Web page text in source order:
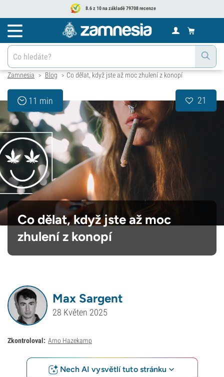
8.6 z 10 na základě 79708 recenze
Zamnesia > Blog > Co dělat, když jste až moc zhulení z konopí
11 min 21
Co dělat, když jste až moc
zhulení z konopí
Max Sargent
28 Květen 2025
Zkontroloval: Arno Hazekamp
Nech AI vysvětlí tuto stránku